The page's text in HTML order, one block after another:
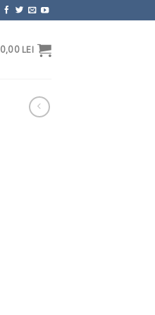
0,00 LEI